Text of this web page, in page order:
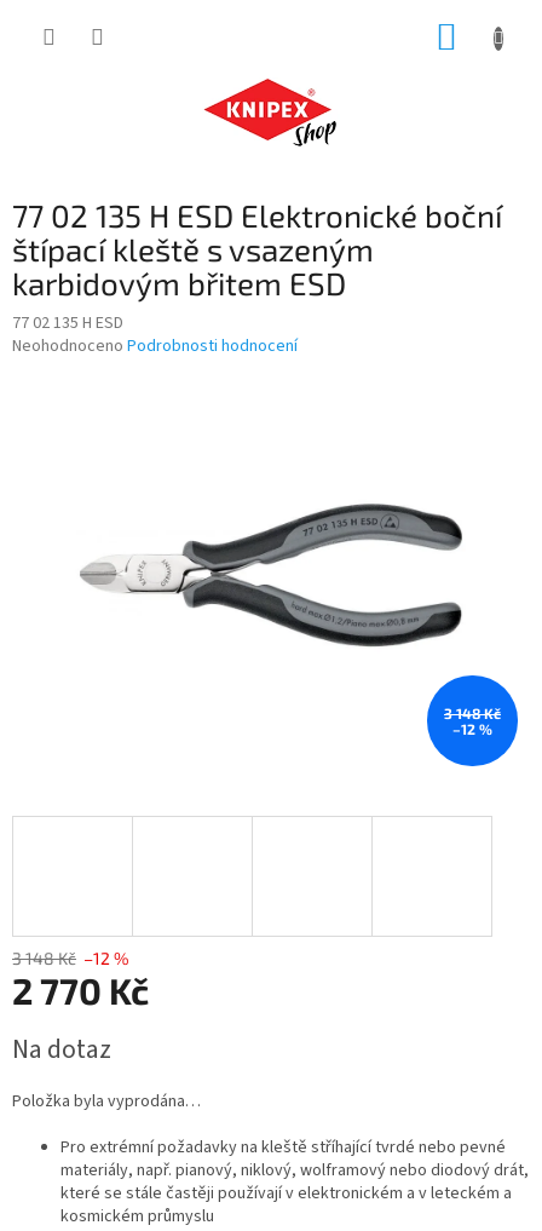
77 02 135 H ESD Elektronické boční
štípací kleště s vsazeným
karbidovým břitem ESD
77 02 135 H ESD
Průměrné
Neohodnoceno Podrobnosti hodnocení
3 148 Kč
–12 %
3 148 Kč –12 %
2 770 Kč
cena:
Na dotaz
Položka byla vyprodána…
Pro extrémní požadavky na kleště stříhající tvrdé nebo pevné
materiály, např. pianový, niklový, wolframový nebo diodový drát,
které se stále častěji používají v elektronickém a v leteckém a
kosmickém průmyslu